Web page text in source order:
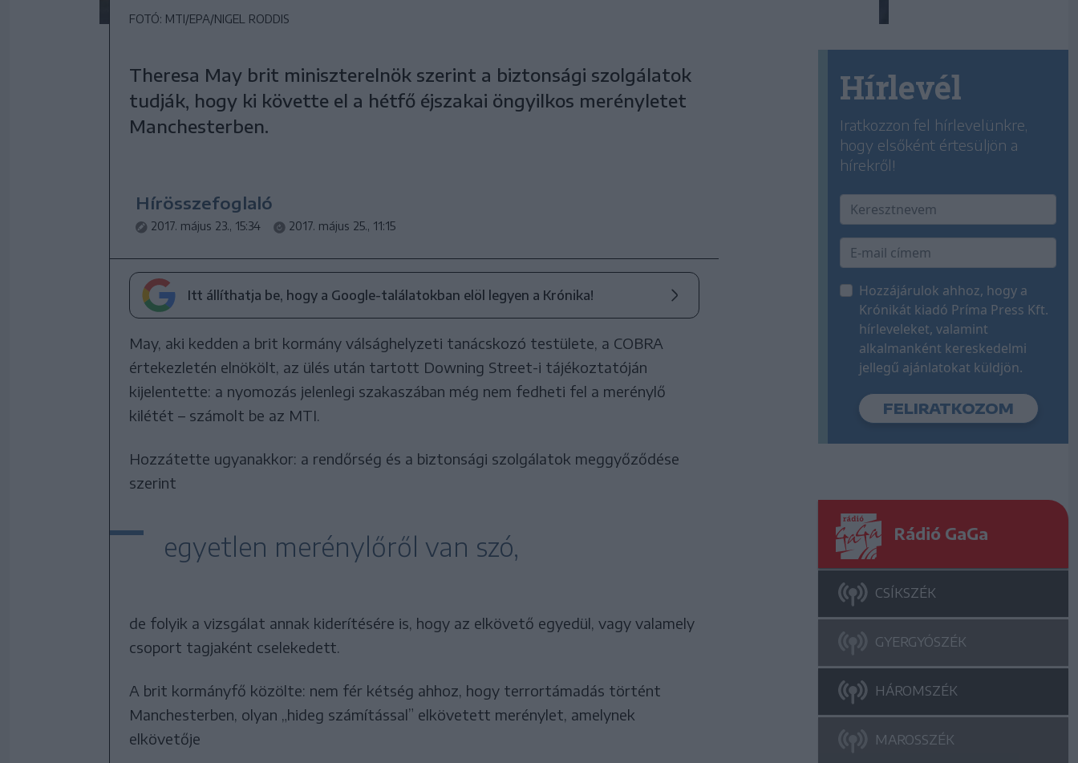
FOTÓ: MTI/EPA/NIGEL RODDIS
Theresa May brit miniszterelnök szerint a biztonsági szolgálatok
tudják, hogy ki követte el a hétfő éjszakai öngyilkos merényletet
Manchesterben.
Hírösszefoglaló
2017. május 23., 15:34 2017. május 25., 11:15
Itt állíthatja be, hogy a Google-találatokban elöl legyen a Krónika!
May, aki kedden a brit kormány válsághelyzeti tanácskozó testülete, a COBRA
értekezletén elnökölt, az ülés után tartott Downing Street-i tájékoztatóján
kijelentette: a nyomozás jelenlegi szakaszában még nem fedheti fel a merénylő
kilétét – számolt be az MTI.
Hozzátette ugyanakkor: a rendőrség és a biztonsági szolgálatok meggyőződése
szerint
egyetlen merénylőről van szó,
de folyik a vizsgálat annak kiderítésére is, hogy az elkövető egyedül, vagy valamely
csoport tagjaként cselekedett.
A brit kormányfő közölte: nem fér kétség ahhoz, hogy terrortámadás történt
Manchesterben, olyan „hideg számítással” elkövetett merénylet, amelynek
elkövetője
Hírlevél
Iratkozzon fel hírlevelünkre,
hogy elsőként értesüljön a
hírekről!
Hozzájárulok ahhoz, hogy a
Krónikát kiadó Príma Press Kft.
hírleveleket, valamint
alkalmanként kereskedelmi
jellegű ajánlatokat küldjön.
Rádió GaGa
CSÍKSZÉK
GYERGYÓSZÉK
HÁROMSZÉK
MAROSSZÉK